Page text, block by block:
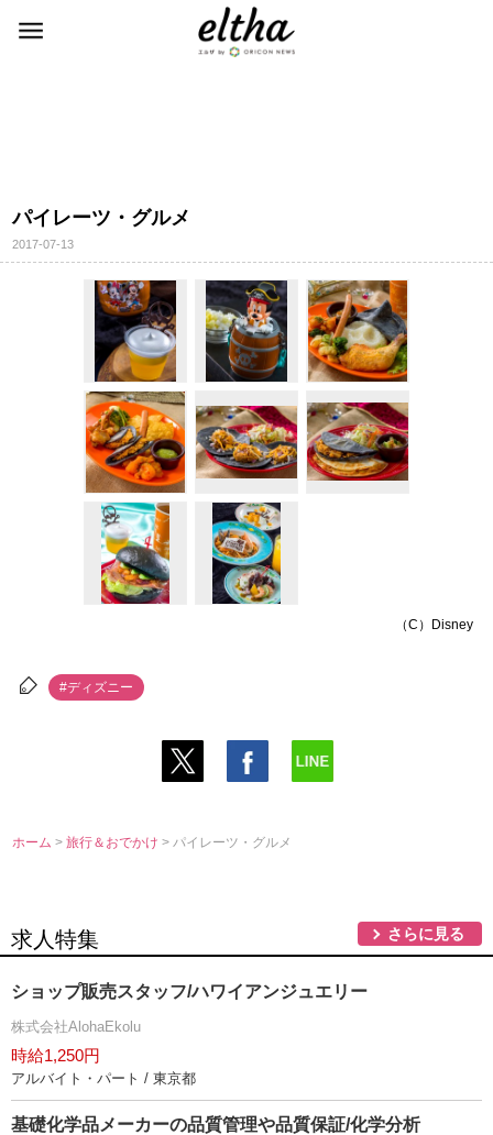
パイレーツ・グルメ
2017-07-13
（C）Disney
#ディズニー
ホーム >旅行＆おでかけ> パイレーツ・グルメ
求人特集 さらに見る
ショップ販売スタッフ/ハワイアンジュエリー
株式会社AlohaEkolu
時給1,250円
アルバイト・パート / 東京都
基礎化学品メーカーの品質管理や品質保証/化学分析